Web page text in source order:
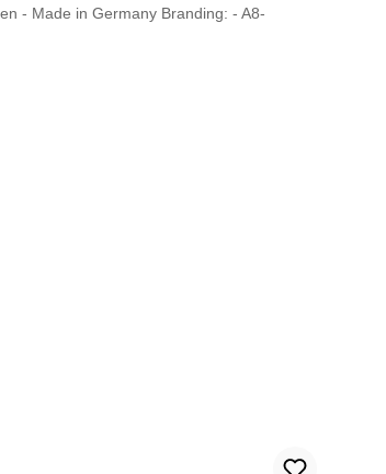
- Made in Germany Branding: - A8-